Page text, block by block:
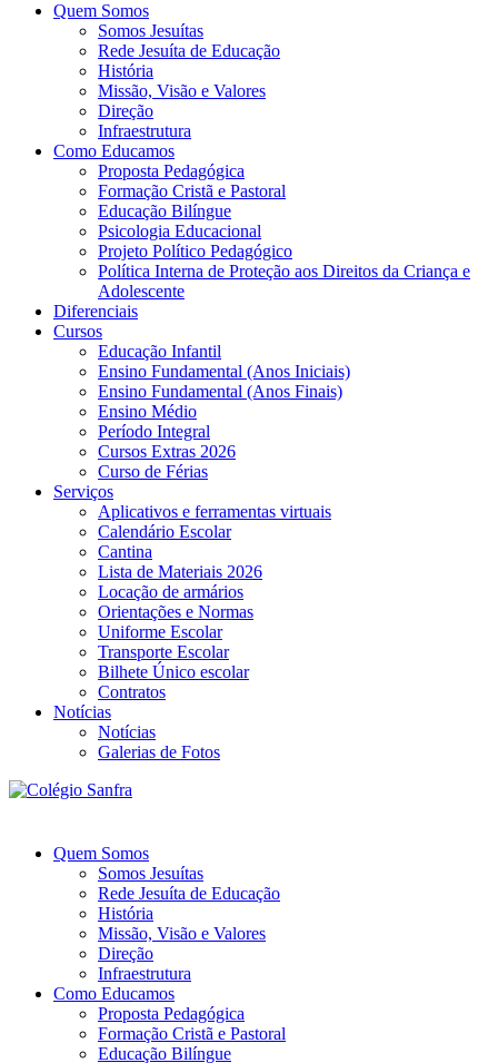
Quem Somos
Somos Jesuítas
Rede Jesuíta de Educação
História
Missão, Visão e Valores
Direção
Infraestrutura
Como Educamos
Proposta Pedagógica
Formação Cristã e Pastoral
Educação Bilíngue
Psicologia Educacional
Projeto Político Pedagógico
Política Interna de Proteção aos Direitos da Criança e
Adolescente
Diferenciais
Cursos
Educação Infantil
Ensino Fundamental (Anos Iniciais)
Ensino Fundamental (Anos Finais)
Ensino Médio
Período Integral
Cursos Extras 2026
Curso de Férias
Serviços
Aplicativos e ferramentas virtuais
Calendário Escolar
Cantina
Lista de Materiais 2026
Locação de armários
Orientações e Normas
Uniforme Escolar
Transporte Escolar
Bilhete Único escolar
Contratos
Notícias
Notícias
Galerias de Fotos
Quem Somos
Somos Jesuítas
Rede Jesuíta de Educação
História
Missão, Visão e Valores
Direção
Infraestrutura
Como Educamos
Proposta Pedagógica
Formação Cristã e Pastoral
Educação Bilíngue